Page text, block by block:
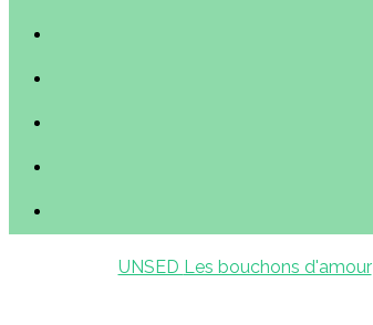
UNSED Les bouchons d'amour